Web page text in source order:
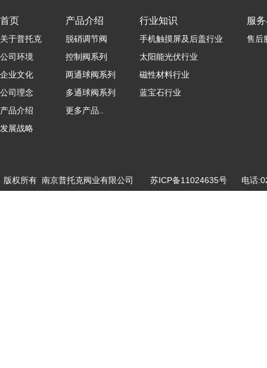
首页
关于普托克
公司环境
企业文化
公司理念
产品介绍
发展战略
产品介绍
脱硝调节阀
控制阀系列
两通球阀系列
多通球阀系列
更多产品..
行业知识
手机触摸屏及后盖行业
太阳能光伏行业
磁性材料行业
蓝宝石行业
服
售后
版权所有 南京普托克阀业有限公司 苏ICP备11024635号 电话